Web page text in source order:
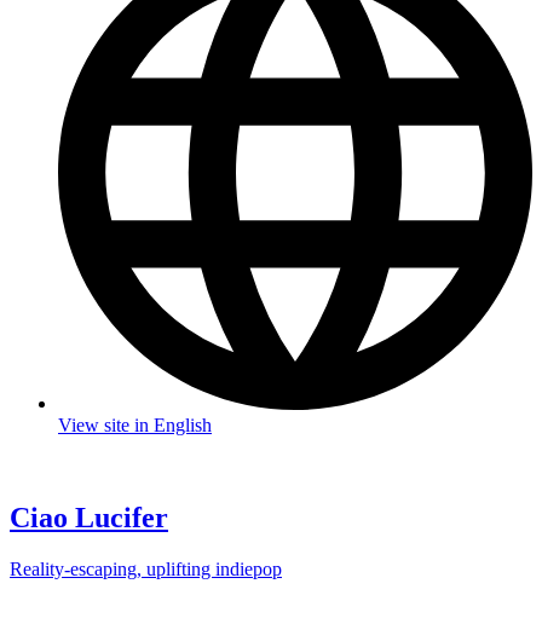
View site in English
Ciao Lucifer
Reality-escaping, uplifting indiepop